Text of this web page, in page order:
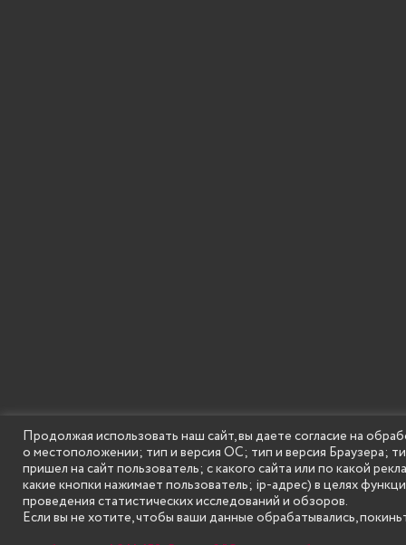
SECONDARY
MENU
© Государственное бюджетное
Продолжая использовать наш сайт, вы даете согласие на
о местоположении; тип и версия ОС; тип и версия Браузера;
пришел на сайт пользователь; с какого сайта или по какой
какие кнопки нажимает пользователь; ip-адрес) в целях
проведения статистических исследований и обзоров.
Если вы не хотите, чтобы ваши данные обрабатывались,